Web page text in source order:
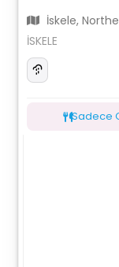
İskele,
İSKELE
Sadece